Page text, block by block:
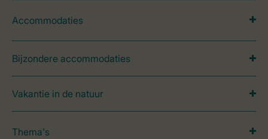
Accommodaties
Bijzondere accommodaties
Vakantie in de natuur
Thema's